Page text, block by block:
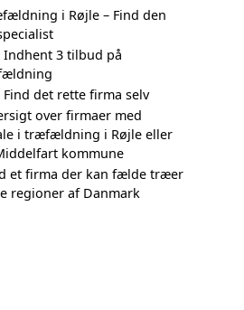
i Røjle – Find den
Indhent 3 tilbud på
Find det rette firma selv
over firmaer med
i træfældning i Røjle eller
kommune
et firma der kan fælde træer
regioner af Danmark